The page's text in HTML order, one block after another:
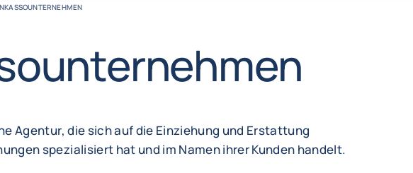
Agentur, die sich auf die Einziehung und Erstattung
spezialisiert hat und im Namen ihrer Kunden handelt.